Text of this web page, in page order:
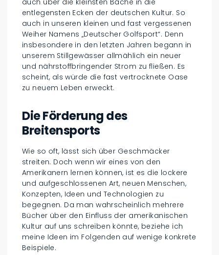
entlegensten Ecken der deutschen Kultur. So
auch in unseren kleinen und fast vergessenen
Weiher Namens „Deutscher Golfsport“. Denn
insbesondere in den letzten Jahren begann in
unserem Stillgewässer allmählich ein neuer
und nährstoffbringender Strom zu fließen. Es
scheint, als würde die fast vertrocknete Oase
zu neuem Leben erweckt.
Die Förderung des
Breitensports
Wie so oft, lässt sich über Geschmäcker
streiten. Doch wenn wir eines von den
Amerikanern lernen können, ist es die lockere
und aufgeschlossenen Art, neuen Menschen,
Konzepten, Ideen und Technologien zu
begegnen. Da man wahrscheinlich mehrere
Bücher über den Einfluss der amerikanischen
Kultur auf uns schreiben könnte, beziehe ich
meine Ideen im Folgenden auf wenige konkrete
Beispiele.